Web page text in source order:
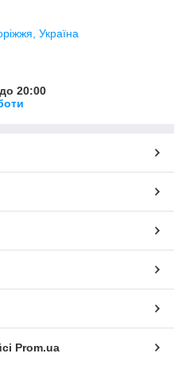
Україна
20:00
Prom.ua